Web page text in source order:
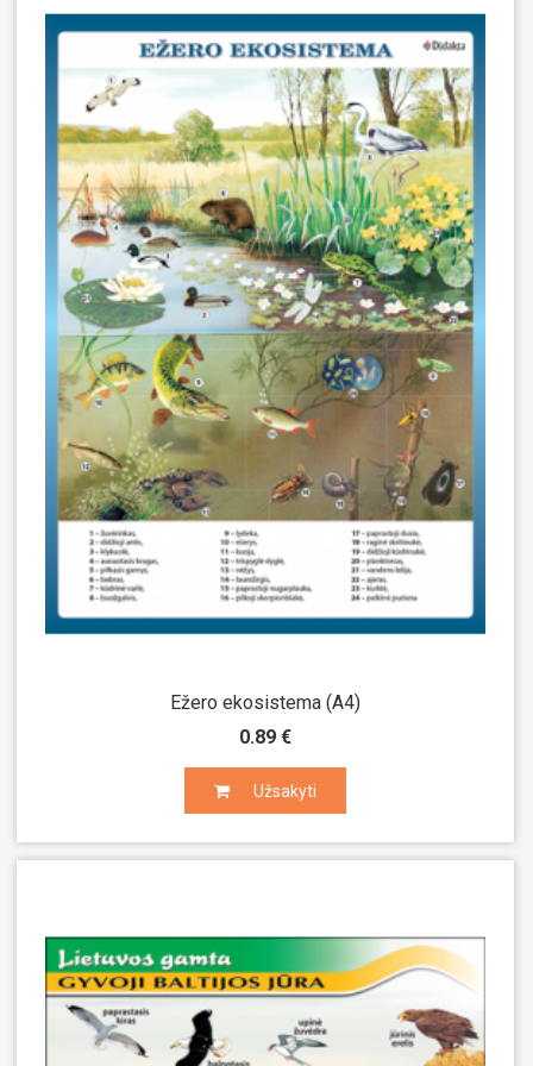
Ežero ekosistema (A4)
0.89 €
Užsakyti
Užsakyti